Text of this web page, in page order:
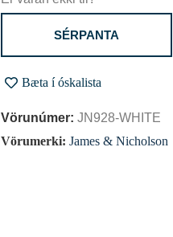
SÉRPANTA
Bæta í óskalista
Vörunúmer: JN928-WHITE
Vörumerki: James & Nicholson